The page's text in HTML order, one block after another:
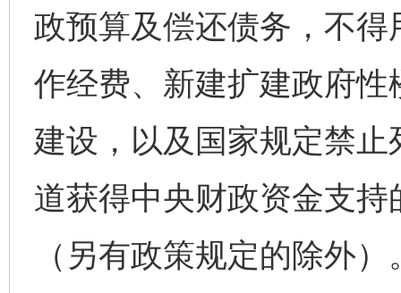
政预算及偿还债务，不
作经费、新建扩建政府
建设，以及国家规定禁
道获得中央财政资金支
（另有政策规定的除外）